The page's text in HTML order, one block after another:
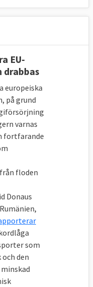
EU-
drabbas
europeiska
på grund
varnas
fortfarande
floden
Donaus
som
den